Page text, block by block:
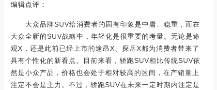
编辑点评：
大众品牌SUV给消费者的固有印象是中庸、稳重，而在
大众全新的SUV战略中，年轻化是很重要的考量。无论是途
观X，还是此前已经上市的途昂X、探岳X都为消费者带来了
具有个性化的新看点。目前来看，轿跑SUV相比传统SUV依
然是小众产品，价格也会处于相对较高的区间，在产销量上
注定不会是主力。不过，轿跑SUV在未来一定时期内注定是